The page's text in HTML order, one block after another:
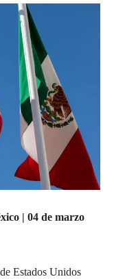
| 04 de marzo
Estados Unidos